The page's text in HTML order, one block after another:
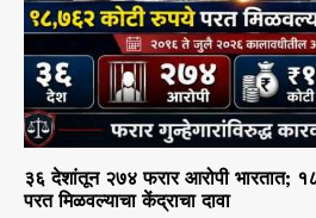
३६ देशांतून २७४ फरार आरोपी भारतात;
परत मिळवल्याचा केंद्राचा दावा